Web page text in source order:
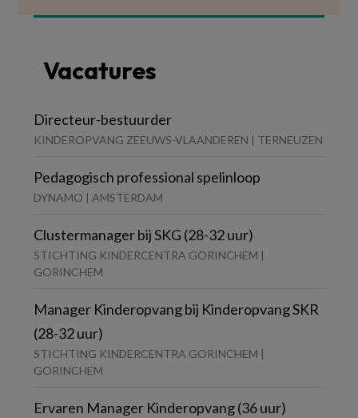
Vacatures
Directeur-bestuurder
KINDEROPVANG ZEEUWS-VLAANDEREN | TERNEUZEN
Pedagogisch professional spelinloop
DYNAMO | AMSTERDAM
Clustermanager bij SKG (28-32 uur)
STICHTING KINDERCENTRA GORINCHEM |
GORINCHEM
Manager Kinderopvang bij Kinderopvang SKR
(28-32 uur)
STICHTING KINDERCENTRA GORINCHEM |
GORINCHEM
Ervaren Manager Kinderopvang (36 uur)